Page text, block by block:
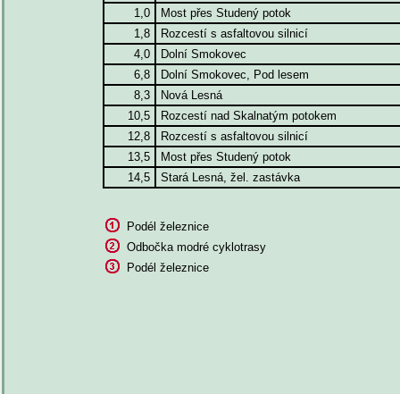
1,0
Most přes Studený potok
1,8
Rozcestí s asfaltovou silnicí
4,0
Dolní Smokovec
6,8
Dolní Smokovec, Pod lesem
8,3
Nová Lesná
10,5
Rozcestí nad Skalnatým potokem
12,8
Rozcestí s asfaltovou silnicí
13,5
Most přes Studený potok
14,5
Stará Lesná, žel. zastávka
Podél železnice
Odbočka modré cyklotrasy
Podél železnice